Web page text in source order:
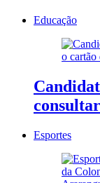
Educação
Esportes